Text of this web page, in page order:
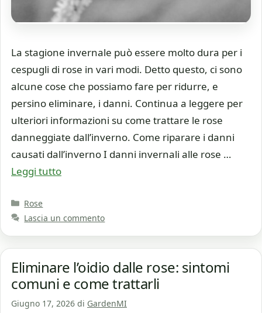
La stagione invernale può essere molto dura per i
cespugli di rose in vari modi. Detto questo, ci sono
alcune cose che possiamo fare per ridurre, e
persino eliminare, i danni. Continua a leggere per
ulteriori informazioni su come trattare le rose
danneggiate dall’inverno. Come riparare i danni
causati dall’inverno I danni invernali alle rose …
Leggi tutto
Categorie
Rose
Lascia un commento
Eliminare l’oidio dalle rose: sintomi
comuni e come trattarli
Giugno 17, 2026 di GardenMI